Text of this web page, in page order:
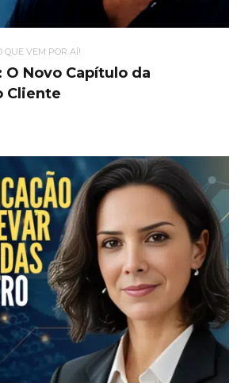
QUE VEM POR AÍ!
Novo Capítulo da
Cliente